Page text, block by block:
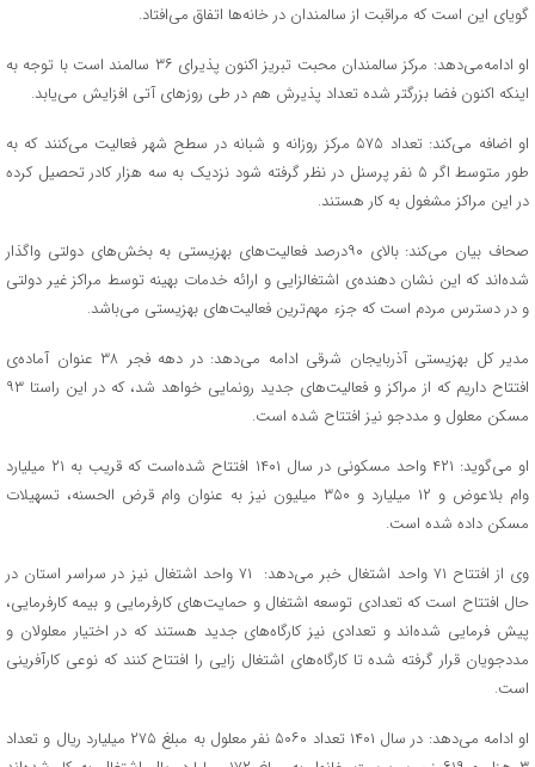
گویای این است که مراقبت از سالمندان در خانه‌ها اتفاق می‌افتاد.
او ادامه‌می‌دهد: مرکز سالمندان محبت تبریز اکنون پذیرای ۳۶ سالمند است با توجه به
اینکه اکنون فضا بزرگتر شده تعداد پذیرش هم در طی روزهای آتی افزایش می‌یابد.
او اضافه می‌کند: تعداد ۵۷۵ مرکز روزانه و شبانه در سطح شهر فعالیت می‌کنند که به
طور متوسط اگر ۵ نفر پرسنل در نظر گرفته شود نزدیک به سه هزار کادر تحصیل کرده
در این مراکز مشغول به کار هستند.
صحاف بیان می‌کند: بالای ۹۰درصد فعالیت‌های بهزیستی به بخش‌های دولتی واگذار
شده‌اند که این نشان دهنده‌ی اشتغالزایی و ارائه خدمات بهینه توسط مراکز غیر دولتی
و در دسترس مردم است که جزء مهم‌ترین فعالیت‌های بهزیستی می‌باشد.
مدیر کل بهزیستی آذربایجان شرقی ادامه می‌دهد: در دهه فجر ۳۸ عنوان آماده‌ی
افتتاح داریم که از مراکز و فعالیت‌های جدید رونمایی خواهد شد، که در این راستا ۹۳
مسکن معلول و مددجو نیز افتتاح شده است.
او می‌گوید: ۴۲۱ واحد مسکونی در سال ۱۴۰۱ افتتاح شده‌است که قریب به ۲۱ میلیارد
وام‌ بلاعوض و ۱۲ میلیارد و ۳۵۰ میلیون نیز به عنوان وام قرض الحسنه، تسهیلات
مسکن داده شده است.
وی از افتتاح ۷۱ واحد اشتغال خبر می‌دهد: ۷۱ واحد اشتغال نیز در سراسر استان در
حال افتتاح است که تعدادی توسعه اشتغال و حمایت‌های کارفرمایی و بیمه کارفرمایی،
پیش فرمایی شده‌اند و تعدادی نیز کارگاه‌های جدید هستند که در اختیار معلولان و
مددجویان قرار گرفته شده تا کارگاه‌های اشتغال زایی را افتتاح کنند که نوعی کارآفرینی
است.
او ادامه می‌دهد: در سال ۱۴۰۱ تعداد ۵۰۶۰ نفر معلول به مبلغ ۲۷۵ میلیارد ریال و تعداد